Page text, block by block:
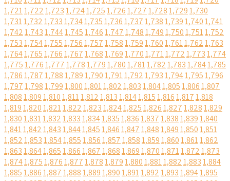
1,7211,7221,7231,7241,7251,7261,7271,7281,7291,730
1,7311,7321,7331,7341,7351,7361,7371,7381,7391,7401,741
1,7421,7431,7441,7451,7461,7471,7481,7491,7501,7511,752
1,7531,7541,7551,7561,7571,7581,7591,7601,7611,7621,763
1,7641,7651,7661,7671,7681,7691,7701,7711,7721,7731,774
1,7751,7761,7771,7781,7791,7801,7811,7821,7831,7841,785
1,7861,7871,7881,7891,7901,7911,7921,7931,7941,7951,796
1,7971,7981,7991,8001,8011,8021,8031,8041,8051,8061,807
1,8081,8091,8101,8111,8121,8131,8141,8151,8161,8171,818
1,8191,8201,8211,8221,8231,8241,8251,8261,8271,8281,829
1,8301,8311,8321,8331,8341,8351,8361,8371,8381,8391,840
1,8411,8421,8431,8441,8451,8461,8471,8481,8491,8501,851
1,8521,8531,8541,8551,8561,8571,8581,8591,8601,8611,862
1,8631,8641,8651,8661,8671,8681,8691,8701,8711,8721,873
1,8741,8751,8761,8771,8781,8791,8801,8811,8821,8831,884
1,8851,8861,8871,8881,8891,8901,8911,8921,8931,8941,895